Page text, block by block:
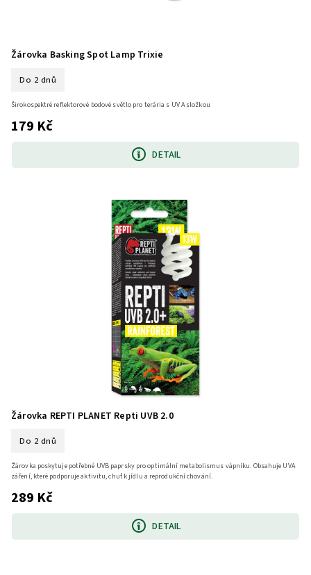
Žárovka Basking Spot Lamp Trixie
Do 2 dnů
179 Kč
DETAIL
Širokospektré reflektorové bodové světlo pro terária s UV A složkou
Žárovka REPTI PLANET Repti UVB 2.0
Do 2 dnů
289 Kč
DETAIL
Žárovka poskytuje potřebné UVB paprsky pro optimální metabolismus vápníku. Obsahuje UVA
záření, které podporuje aktivitu, chuť k jídlu a reprodukční chování.